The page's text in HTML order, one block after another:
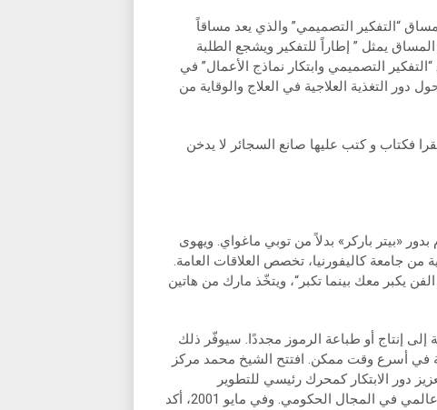
“التفكير التصميمي” والذي يعد مساقاً
يمثل ” إطاراً للتفكير ويشجع الطلبة
التصميمي وابتكار نماذج الأعمال” في
دور التغذية العلاجية في العلاج والوقاية من
فكتاب و كتب عليها صانع السجائر لا يدخن
«بيتر باركر» بدلاً من توبي ماغواي. ويهوى
من جامعة كاليفورنيا، تخصص العلاقات العامة.
يكبر معك بينما تكبر“، ويتخّذ مارك من هاتين
إلى إنتاج أو طباعة الرموز مجددًا. سيوفّر ذلك
في أسرع وقت ممكن. افتتح الشيخ محمد مركز
الحكومي في سبتمبر 2014 بهدف تعزيز دور الابتكار كمحرك رئيسي للتطوير
الحكومي، وتعزيز مكانة حكومة دولة الإمارات كمركز ابتكار عالمي في المجال الحكومي. وفي مايو 2001، أكد